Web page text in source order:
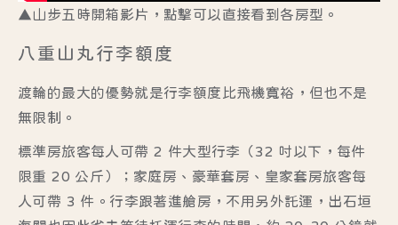
▲山步五時開箱影片，點擊可以直接看到各房型。
八重山丸行李額度
渡輪的最大的優勢就是行李額度比飛機寬裕，但也不是
無限制。
標準房旅客每人可帶 2 件大型行李（32 吋以下，每件
限重 20 公斤）；家庭房、豪華套房、皇家套房旅客每
人可帶 3 件。行李跟著進艙房，不用另外託運，出石垣